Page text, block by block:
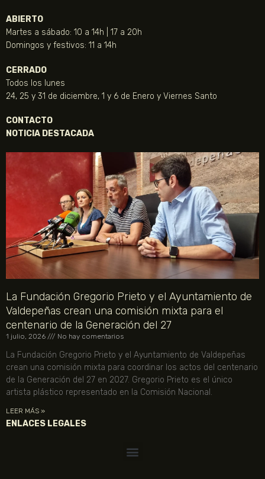
ABIERTO
Martes a sábado: 10 a 14h | 17 a 20h
Domingos y festivos: 11 a 14h
CERRADO
Todos los lunes
24, 25 y 31 de diciembre, 1 y 6 de Enero y Viernes Santo
CONTACTO
NOTICIA DESTACADA
La Fundación Gregorio Prieto y el Ayuntamiento de
Valdepeñas crean una comisión mixta para el
centenario de la Generación del 27
1 julio, 2026 No hay comentarios
La Fundación Gregorio Prieto y el Ayuntamiento de Valdepeñas
crean una comisión mixta para coordinar los actos del centenario
de la Generación del 27 en 2027. Gregorio Prieto es el único
artista plástico representado en la Comisión Nacional.
LEER MÁS »
ENLACES LEGALES